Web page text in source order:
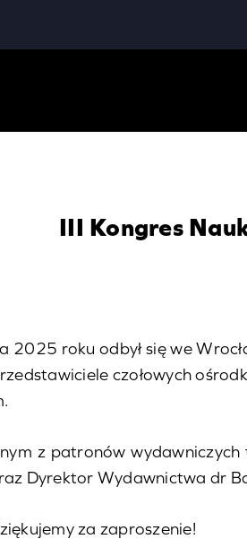
III Kongres
roku odbył się we
czołowych
z patronów
Dyrektor Wydawnictwa dr
za zaproszenie!